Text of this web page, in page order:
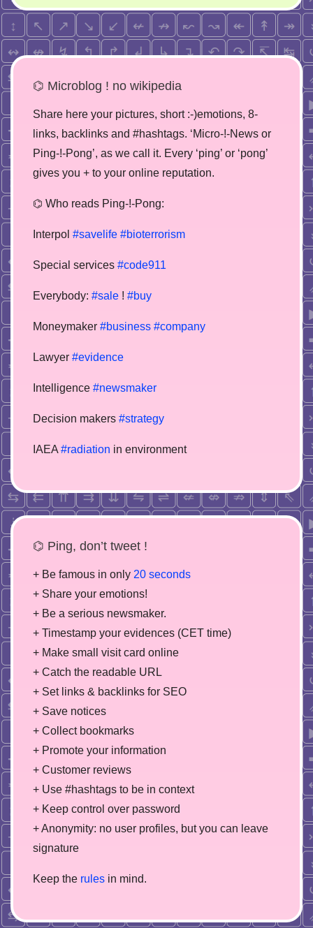
⌬ Microblog ! no wikipedia
Share here your pictures, short :-)emotions, 8-
links, backlinks and #hashtags. ‘Micro-!-News or
Ping-!-Pong’, as we call it. Every ‘ping’ or ‘pong’
gives you + to your online reputation.
⌬ Who reads Ping-!-Pong:
Interpol #savelife #bioterrorism
Special services #code911
Everybody: #sale ! #buy
Moneymaker #business #company
Lawyer #evidence
Intelligence #newsmaker
Decision makers #strategy
IAEA #radiation in environment
⌬ Ping, don’t tweet !
+ Be famous in only 20 seconds
+ Share your emotions!
+ Be a serious newsmaker.
+ Timestamp your evidences (CET time)
+ Make small visit card online
+ Catch the readable URL
+ Set links & backlinks for SEO
+ Save notices
+ Collect bookmarks
+ Promote your information
+ Customer reviews
+ Use #hashtags to be in context
+ Keep control over password
+ Anonymity: no user profiles, but you can leave
signature
Keep the rules in mind.